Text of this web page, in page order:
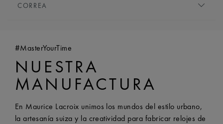
CORREA
COMPATIBILIDAD:
AI6038 y AI6088
ANCHO:
25 mm
SISTEMA EASY CHANGE DISPONIBLE:
#MasterYourTime
NUESTRA
MANUFACTURA
En Maurice Lacroix unimos los mundos del estilo urbano,
la artesanía suiza y la creatividad para fabricar relojes de